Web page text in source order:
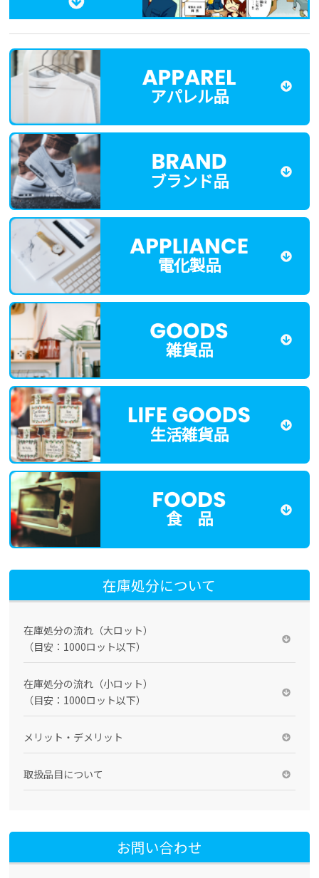
アパレル品
ブランド品
電化製品
雑貨品
生活雑貨品
食 品
在庫処分について
在庫処分の流れ（大ロット）
（目安：1000ロット以下）
在庫処分の流れ（小ロット）
（目安：1000ロット以下）
メリット・デメリット
取扱品目について
お問い合わせ